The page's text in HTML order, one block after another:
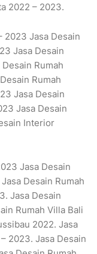
2022 – 2023.
2023 Jasa Desain
Jasa Desain
Rumah
Rumah
Jasa Desain
Jasa Desain
Interior
Jasa Desain
Desain Rumah
Jasa Desain
Rumah Villa Bali
2022. Jasa
2023. Jasa Desain